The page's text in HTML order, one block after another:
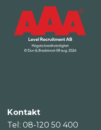
Kontakt
Tel: 08-120 50 400